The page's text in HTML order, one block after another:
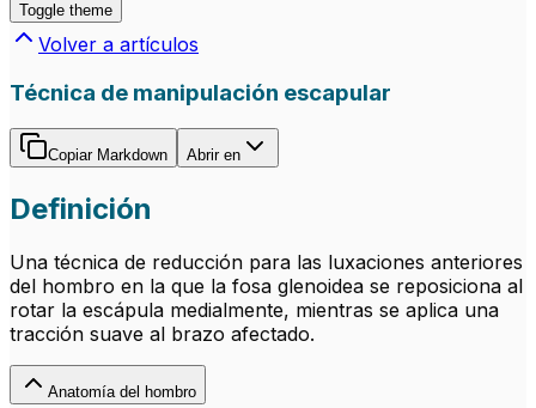
Toggle theme
Volver a artículos
Técnica de manipulación escapular
Copiar Markdown Abrir en
Definición
Una técnica de reducción para las luxaciones anteriores
del hombro en la que la fosa glenoidea se reposiciona al
rotar la escápula medialmente, mientras se aplica una
tracción suave al brazo afectado.
Anatomía del hombro